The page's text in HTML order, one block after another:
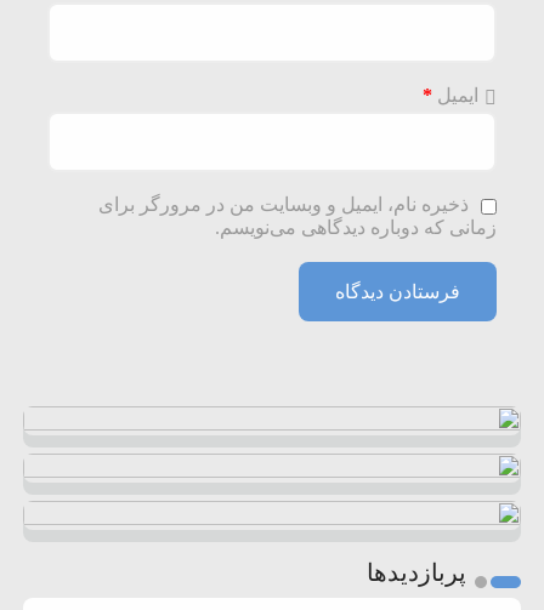
ایمیل *
ذخیره نام، ایمیل و وبسایت من در مرورگر برای
زمانی که دوباره دیدگاهی می‌نویسم.
پربازدیدها